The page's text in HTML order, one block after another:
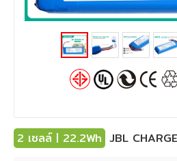
2 เซลล์ | 22.2Wh JBL